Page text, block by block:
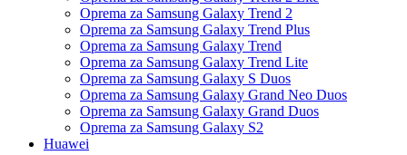
Oprema za Samsung Galaxy Trend 2
Oprema za Samsung Galaxy Trend Plus
Oprema za Samsung Galaxy Trend
Oprema za Samsung Galaxy Trend Lite
Oprema za Samsung Galaxy S Duos
Oprema za Samsung Galaxy Grand Neo Duos
Oprema za Samsung Galaxy Grand Duos
Oprema za Samsung Galaxy S2
Huawei